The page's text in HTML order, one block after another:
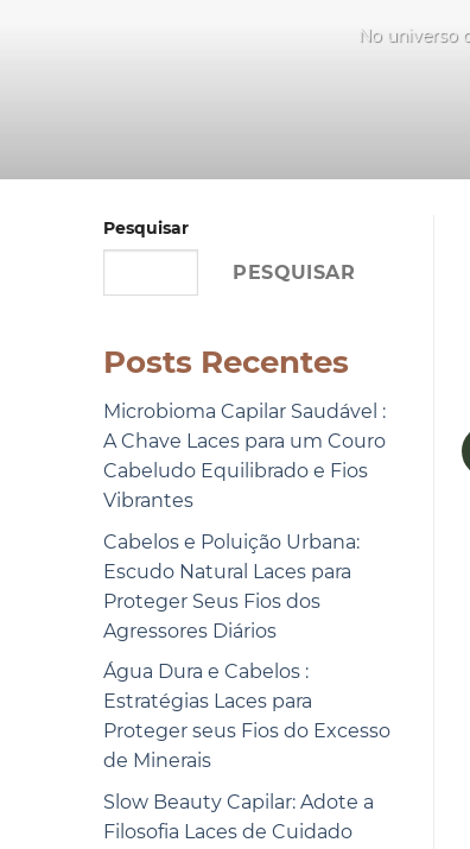
No universo
Pesquisar
PESQUISAR
Posts Recentes
Microbioma Capilar Saudável :
A Chave Laces para um Couro
Cabeludo Equilibrado e Fios
Vibrantes
Cabelos e Poluição Urbana:
Escudo Natural Laces para
Proteger Seus Fios dos
Agressores Diários
Água Dura e Cabelos :
Estratégias Laces para
Proteger seus Fios do Excesso
de Minerais
Slow Beauty Capilar: Adote a
Filosofia Laces de Cuidado